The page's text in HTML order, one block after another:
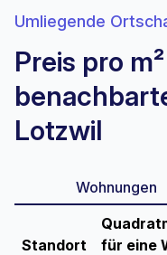
Umliegende
Preis pro
Lotzwil
Wohnungen
Standort
für eine